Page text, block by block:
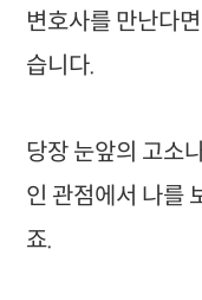
변호사를 만난다
습니다.
당장 눈앞의 고소
인 관점에서 나를
죠.